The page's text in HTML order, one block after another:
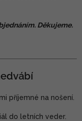
Děkujeme.
příjemné na nošení.
do letních veder.